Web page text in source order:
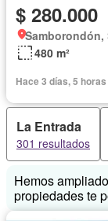
$ 280.000
480 m²
Hace 3 días, 5
La Entrada
301 resultados
Hemos
propiedades te